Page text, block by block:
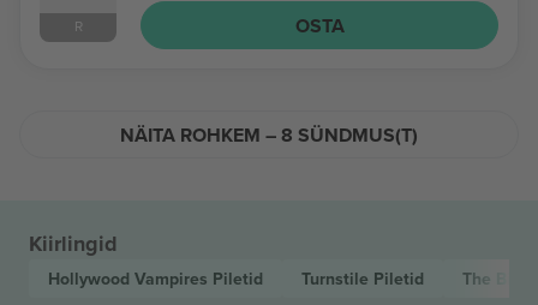
R
OSTA
NÄITA ROHKEM – 8 SÜNDMUS(T)
Kiirlingid
Hollywood Vampires Piletid Turnstile Piletid The Big